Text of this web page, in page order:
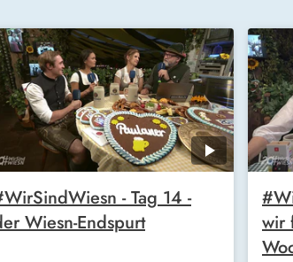
- Tag 14 -
Wiesn-Endspurt
wir